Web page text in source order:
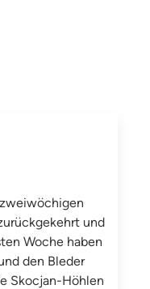
und
Woche haben
den Bleder
Skocjan-Höhlen